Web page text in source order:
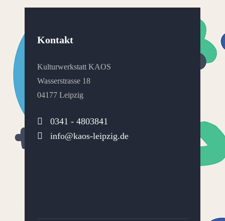
Kontakt
Kulturwerkstatt KAOS
Wasserstrasse 18
04177 Leipzig
0341 - 4803841
info@kaos-leipzig.de